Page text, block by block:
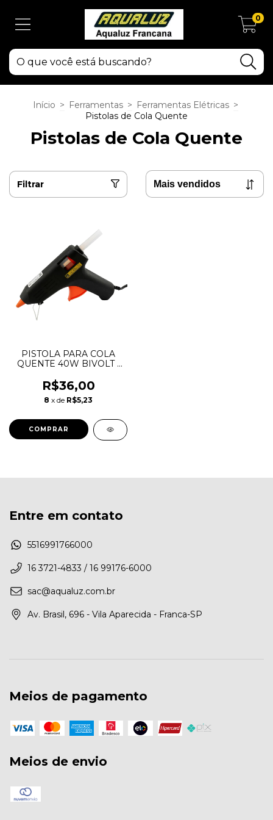
0
Início > Ferramentas > Ferramentas Elétricas >
Pistolas de Cola Quente
Pistolas de Cola Quente
Filtrar
PISTOLA PARA COLA
QUENTE 40W BIVOLT -
R$36,00
8 x de R$5,23
Entre em contato
5516991766000
16 3721-4833 / 16 99176-6000
sac@aqualuz.com.br
Av. Brasil, 696 - Vila Aparecida - Franca-SP
Meios de pagamento
Meios de envio